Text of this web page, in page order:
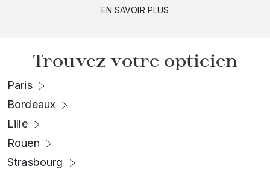
EN SAVOIR PLUS
Trouvez votre opticien
Paris
Bordeaux
Lille
Rouen
Strasbourg